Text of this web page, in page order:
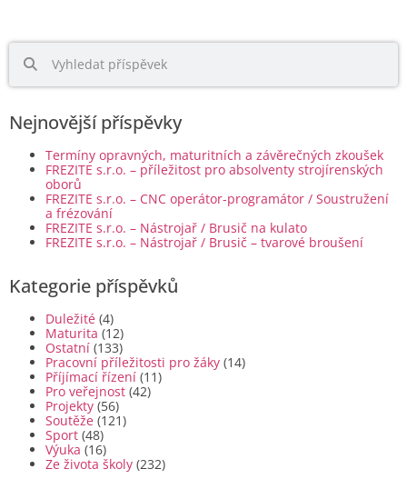
Nejnovější příspěvky
Termíny opravných, maturitních a závěrečných zkoušek
FREZITE s.r.o. – příležitost pro absolventy strojírenských
oborů
FREZITE s.r.o. – CNC operátor-programátor / Soustružení
a frézování
FREZITE s.r.o. – Nástrojař / Brusič na kulato
FREZITE s.r.o. – Nástrojař / Brusič – tvarové broušení
Kategorie příspěvků
Duležité (4)
Maturita (12)
Ostatní (133)
Pracovní příležitosti pro žáky (14)
Příjímací řízení (11)
Pro veřejnost (42)
Projekty (56)
Soutěže (121)
Sport (48)
Výuka (16)
Ze života školy (232)